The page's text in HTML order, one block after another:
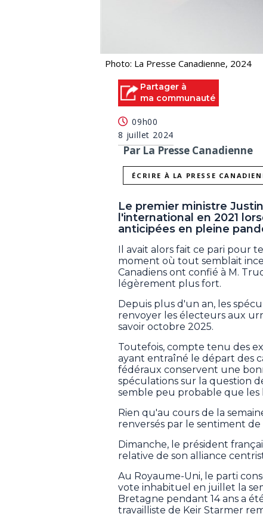
Photo: La Presse Canadienne, 2024
Partager à
ma communauté
09h00
8 juillet 2024
Par La Presse Canadienne
ÉCRIRE À LA PRESSE
Le premier ministre
l'international en 2021
anticipées en pleine
Il avait alors fait ce pari pour
moment où tout semblait
Canadiens ont confié à M.
légèrement plus fort.
Depuis plus d'un an, les
renvoyer les électeurs aux
savoir octobre 2025.
Toutefois, compte tenu des
ayant entraîné le départ des
fédéraux conservent une
spéculations sur la question
semble peu probable que les
Rien qu'au cours de la
renversés par le sentiment
Dimanche, le président
relative de son alliance
Au Royaume-Uni, le parti
vote inhabituel en juillet la
Bretagne pendant 14 ans a
travailliste de Keir Starmer